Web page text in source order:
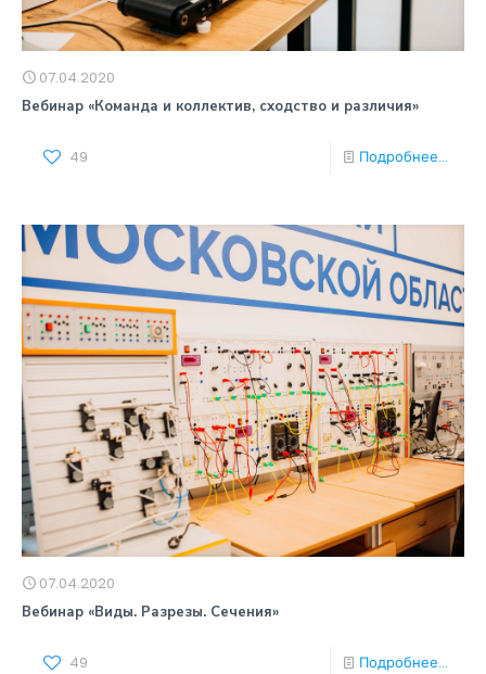
07.04.2020
Вебинар «Команда и коллектив, сходство и различия»
49 Подробнее...
07.04.2020
Вебинар «Виды. Разрезы. Сечения»
49 Подробнее...